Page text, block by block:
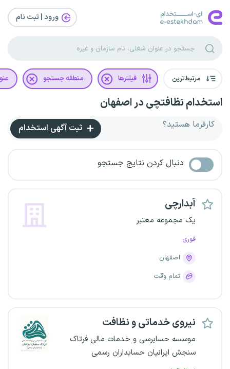
ورود | ثبت‌ نام
مرتبط‌ترین فیلترها منطقه جستجو
استخدام نظافتچی در اصفهان
کارفرما هستید؟ ثبت آگهی استخدام
دنبال کردن نتایج جستجو
آبدارچی
یک مجموعه معتبر
فوری
اصفهان
تمام وقت
نیروی خدماتی و نظافت
موسسه حسابرسی و خدمات مالی فرتاک
سنجش ایرانیان حسابداران رسمی